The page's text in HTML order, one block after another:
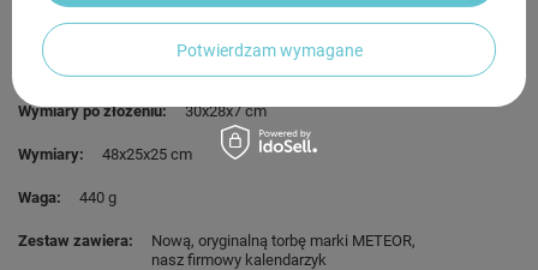
Kolor Czarny
Pojemność
Wymiary po złożeniu 30x28x7 cm
Wymiary 48x25x25 cm
Waga 440 g
Zestaw zawiera
Nową, oryginalną torbę marki METEOR
nasz firmowy kalendarzyk
Potwierdzam wymagane